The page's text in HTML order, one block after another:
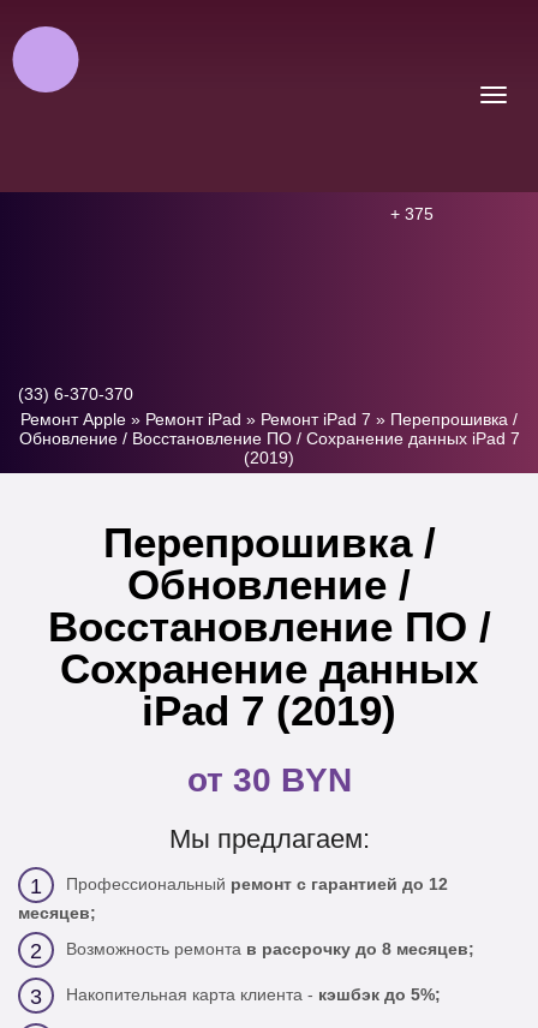
+ 375
(33) 6-370-370
Ремонт Apple » Ремонт iPad » Ремонт iPad 7 » Перепрошивка /
Обновление / Восстановление ПО / Сохранение данных iPad 7
(2019)
Перепрошивка /
Обновление /
Восстановление ПО /
Сохранение данных
iPad 7 (2019)
от 30 BYN
Мы предлагаем:
1 Профессиональный ремонт с гарантией до 12
месяцев;
2 Возможность ремонта в рассрочку до 8 месяцев;
3 Накопительная карта клиента - кэшбэк до 5%;